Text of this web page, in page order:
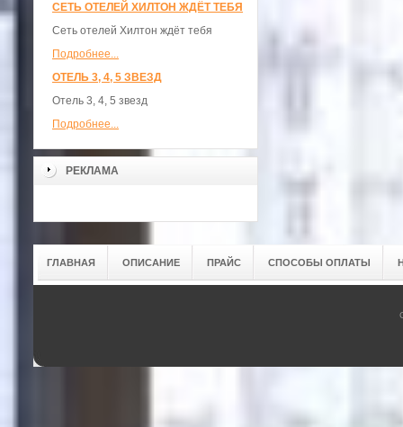
СЕТЬ ОТЕЛЕЙ ХИЛТОН ЖДЁТ ТЕБЯ
Сеть отелей Хилтон ждёт тебя
Подробнее...
ОТЕЛЬ 3, 4, 5 ЗВЕЗД
Отель 3, 4, 5 звезд
Подробнее...
РЕКЛАМА
ГЛАВНАЯ ОПИСАНИЕ ПРАЙС СПОСОБЫ ОПЛАТЫ